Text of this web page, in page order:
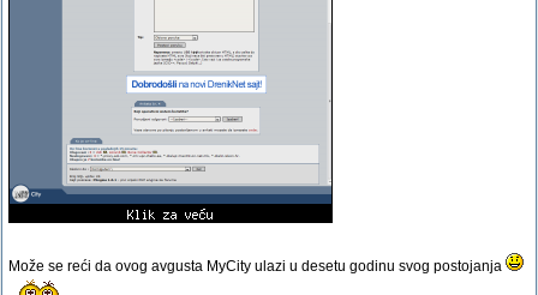
Može se reći da ovog avgusta MyCity ulazi u desetu godinu svog postojanja